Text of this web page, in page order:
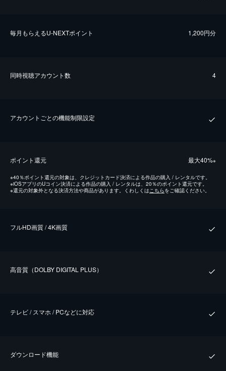
毎⽉もらえるU-NEXTポイント 1,200円分
同時視聴アカウント数 4
アカウントごとの機能制限設定
ポイント還元 最⼤40%※
※40％ポイント還元の対象は、クレジットカード決済による作品の購入 / レンタルです。
※iOSアプリのUコイン決済による作品の購入 / レンタルは、20％のポイント還元です。
※還元の対象外となる決済方法や商品があります。くわしくはこちらをご確認ください。
フルHD画質 / 4K画質
⾼⾳質（DOLBY DIGITAL PLUS）
テレビ / スマホ / PCなどに対応
ダウンロード機能